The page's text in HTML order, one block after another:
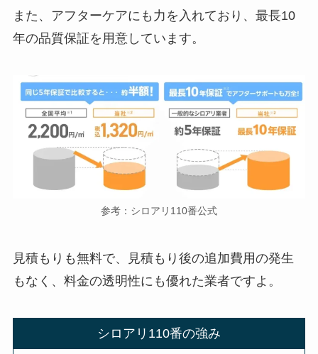
また、アフターケアにも力を入れており、最長10
年の品質保証を用意しています。
参考：シロアリ110番公式
見積もりも無料で、見積もり後の追加費用の発生
もなく、料金の透明性にも優れた業者ですよ。
シロアリ110番の強み